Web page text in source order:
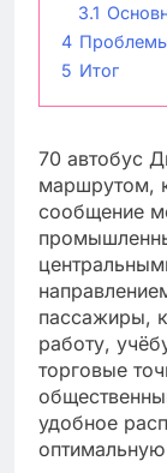
3.1
4
5 Итог
70 автобус
маршрутом,
сообщение
пассажиры,
работу,
торговые
удобное